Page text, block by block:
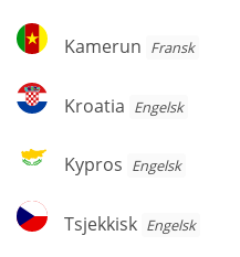
Kamerun
Kamerun Fransk
Kroatia
Kroatia Engelsk
Kypros
Kypros Engelsk
Tsjekkisk
Tsjekkisk Engelsk